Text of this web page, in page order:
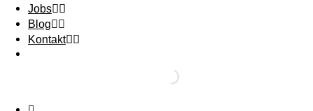
Jobs
Blog
Kontakt